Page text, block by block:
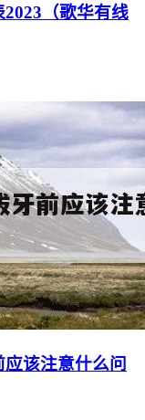
（歌华有线
该注意什么问